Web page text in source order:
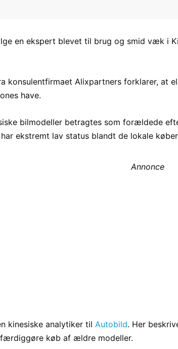
en ekspert blevet til brug og smid væk i
konsulentfirmaet Alixpartners forklarer, at
have.
bilmodeller betragtes som forældede
ekstremt lav status blandt de lokale
Annonce
kinesiske analytiker til Autobild. Her
køb af ældre modeller.